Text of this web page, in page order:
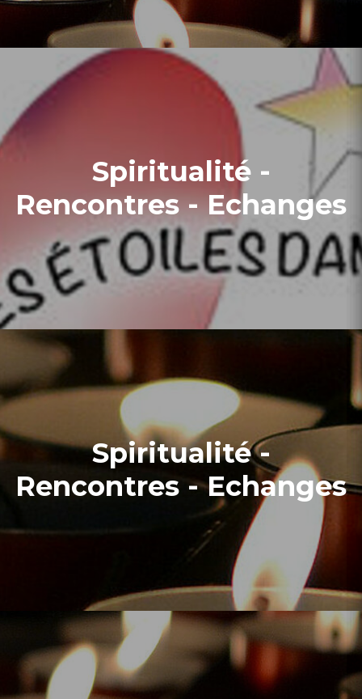
Spiritualité -
Rencontres - Echanges
Spiritualité -
Rencontres - Echanges